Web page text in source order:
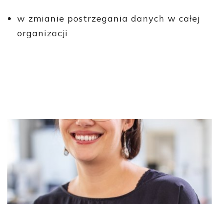
w zmianie postrzegania danych w całej
organizacji